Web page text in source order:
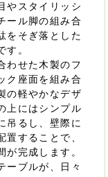
やスタイリッシ
ール脚の組み合
をそぎ落とした
す。
わせた木製のフ
ク座面を組み合
の軽やかなデザ
上にはシンプル
吊るし、壁際に
することで、
完成します。
ーブルが、日々